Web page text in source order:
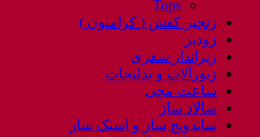
Tops
زنجیر کفش ( کرامپون )
زودپز
زیرانداز سفری
زیورآلات و بدلیجات
ساعت مچی
سالاد ساز
ساندویچ ساز و اسنک ساز